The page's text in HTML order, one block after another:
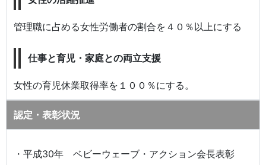
管理職に占める女性労働者の割合を４０％以上にする
仕事と育児・家庭との両立支援
女性の育児休業取得率を１００％にする。
認定・表彰状況
・平成30年 ベビーウェーブ・アクション会長表彰